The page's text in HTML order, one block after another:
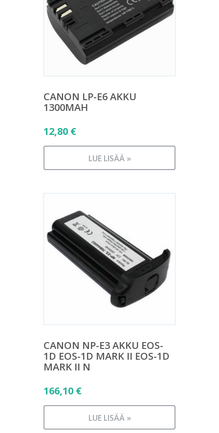
CANON LP-E6 AKKU
1300MAH
12,80 €
LUE LISÄÄ »
CANON NP-E3 AKKU EOS-
1D EOS-1D MARK II EOS-1D
MARK II N
166,10 €
LUE LISÄÄ »